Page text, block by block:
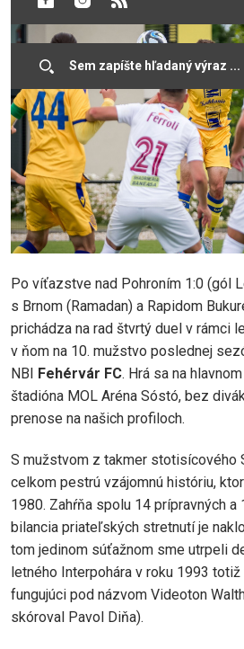
Po víťazstve nad Pohroním 1:0 (gól
s Brnom (Ramadan) a Rapidom
prichádza na rad štvrtý duel v rámci
v ňom na 10. mužstvo poslednej
NBI Fehérvár FC. Hrá sa na
štadióna MOL Aréna Sóstó, bez
prenose na našich profiloch.
S mužstvom z takmer stotisícového
celkom pestrú vzájomnú históriu,
1980. Zahŕňa spolu 14 prípravných a
bilancia priateľských stretnutí je
tom jedinom súťažnom sme utrpeli
letného Interpohára v roku 1993
fungujúci pod názvom Videoton
skóroval Pavol Diňa).